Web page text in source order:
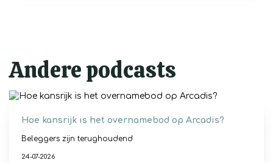
Andere podcasts
Hoe kansrijk is het overnamebod op Arcadis?
Beleggers zijn terughoudend
24-07-2026